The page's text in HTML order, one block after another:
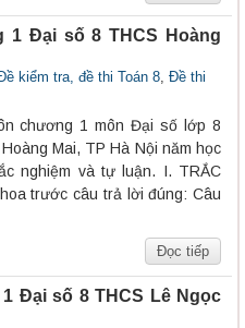
Đại số 8 THCS Hoàng
kiểm tra, đề thi Toán 8, Đề thi
chương 1 môn Đại số lớp 8
Mai, TP Hà Nội năm học
nghiệm và tự luận. I. TRẮC
trước câu trả lời đúng: Câu
Đọc tiếp
Đại số 8 THCS Lê Ngọc